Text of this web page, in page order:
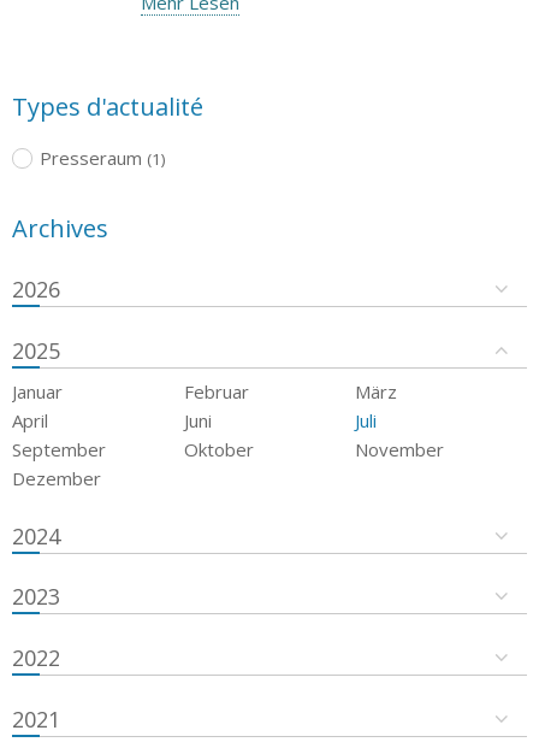
Types d'actualité
Presseraum (1)
Archives
2026
2025
Januar Februar
März
April
Juni
Juli
September
Oktober
November
Dezember
2024
2023
2022
2021